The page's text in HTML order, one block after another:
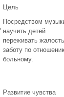
Цель
Посредством
научить детей
переживать
заботу по
больному.
Развитие чувства